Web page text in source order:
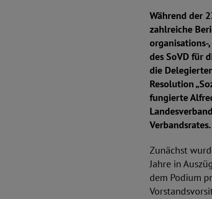
Während der
zahlreiche
organisations-
des SoVD für
die
Resolution
fungierte
Verbandsrates.
Zunächst
Jahre in
dem Podium